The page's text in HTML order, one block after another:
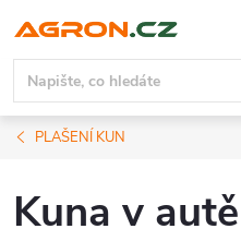
na
obsah
PLAŠENÍ KUN
Kuna v autě